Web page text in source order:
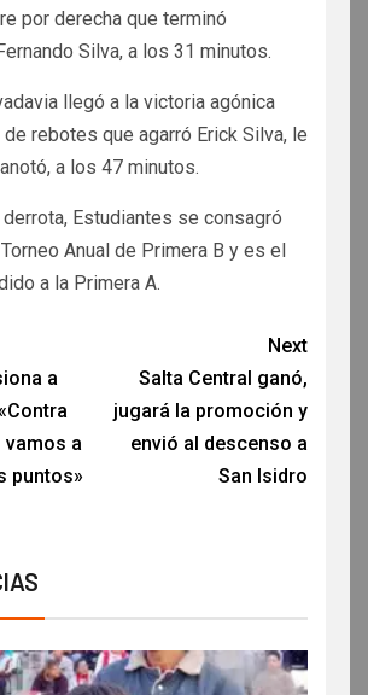
por derecha que terminó
Silva, a los 31 minutos.
llegó a la victoria agónica
rebotes que agarró Erick Silva, le
a los 47 minutos.
Estudiantes se consagró
Anual de Primera B y es el
a la Primera A.
a
vamos a
puntos»
Next
Salta Central ganó,
jugará la promoción y
envió al descenso a
San Isidro